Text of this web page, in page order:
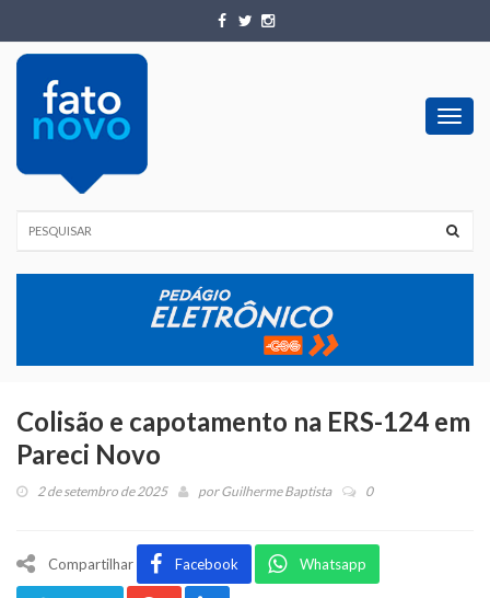
Colisão e capotamento na ERS-124 em
Pareci Novo
2 de setembro de 2025 porGuilherme Baptista 0
Compartilhar Facebook Whatsapp